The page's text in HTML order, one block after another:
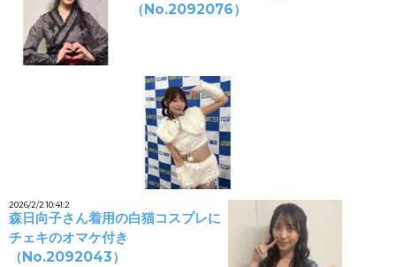
（No.2092076）
2026/2/2 10:41:2
森日向子さん着用の白猫コスプレに
チェキのオマケ付き
（No.2092043）